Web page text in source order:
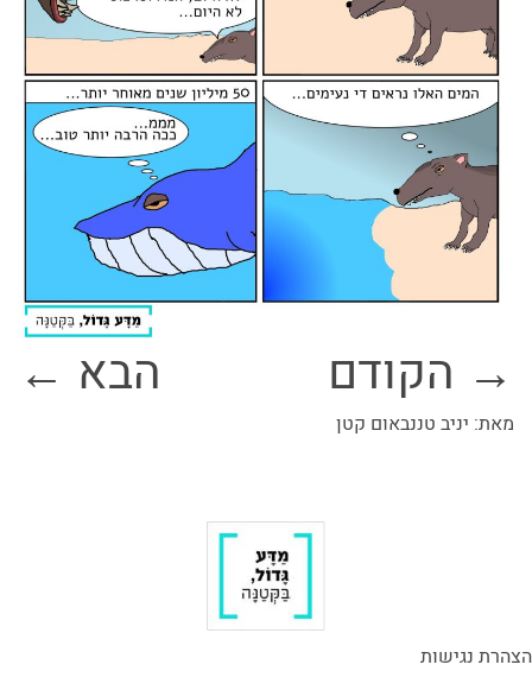
→ הקודם הבא ←
מאת: יניב טננבאום קטן
הצהרת נגישות